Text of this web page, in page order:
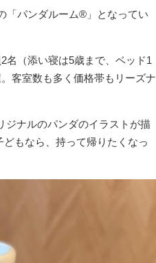
「パンダルーム®」となってい
名（添い寝は5歳まで、ベッド1
客室数も多く価格帯もリーズナ
ジナルのパンダのイラストが描
もなら、持って帰りたくなっ